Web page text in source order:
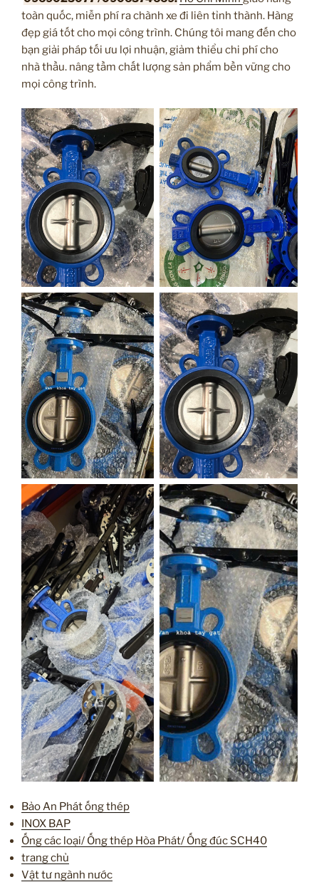
toàn quốc, miễn phí ra chành xe đi liên tỉnh thành. Hàng
đẹp giá tốt cho mọi công trình. Chúng tôi mang đến cho
bạn giải pháp tối ưu lợi nhuận, giảm thiểu chi phí cho
nhà thầu. nâng tầm chất lượng sản phẩm bền vững cho
mọi công trình.
Bảo An Phát ống thép
INOX BAP
Ống các loại/ Ống thép Hòa Phát/ Ống đúc SCH40
trang chủ
Vật tư ngành nước